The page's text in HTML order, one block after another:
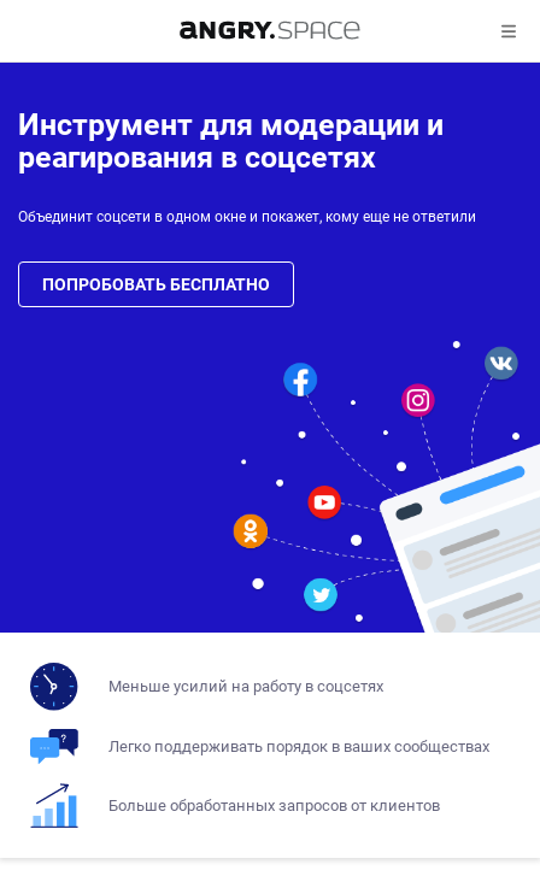
Инструмент для модерации и
реагирования в соцсетях
Объединит соцсети в одном окне и покажет, кому еще не ответили
ПОПРОБОВАТЬ БЕСПЛАТНО
Меньше усилий на работу в соцсетях
Легко поддерживать порядок в ваших сообществах
Больше обработанных запросов от клиентов